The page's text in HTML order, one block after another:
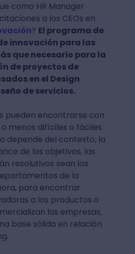
como HR Manager
a los CEOs en
? El programa de
innovación para las
que necesario para la
de proyectos de
en el Design
de servicios.
pueden encontrarse con
menos difíciles o fáciles
depende del contexto, la
de los objetivos, las
resolutivos sean los
de la
para encontrar
a los productos o
las empresas,
base sólida en relación